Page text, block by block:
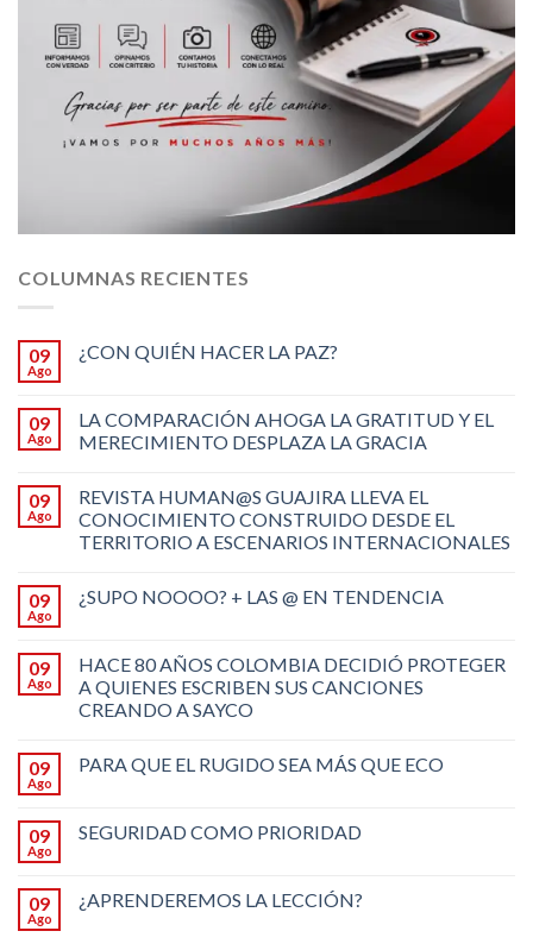
COLUMNAS RECIENTES
09
Ago
¿CON QUIÉN HACER LA PAZ?
09
Ago
LA COMPARACIÓN AHOGA LA GRATITUD Y EL
MERECIMIENTO DESPLAZA LA GRACIA
09
Ago
REVISTA HUMAN@S GUAJIRA LLEVA EL
CONOCIMIENTO CONSTRUIDO DESDE EL
TERRITORIO A ESCENARIOS INTERNACIONALES
09
Ago
¿SUPO NOOOO? + LAS @ EN TENDENCIA
09
Ago
HACE 80 AÑOS COLOMBIA DECIDIÓ PROTEGER
A QUIENES ESCRIBEN SUS CANCIONES
CREANDO A SAYCO
09
Ago
PARA QUE EL RUGIDO SEA MÁS QUE ECO
09
Ago
SEGURIDAD COMO PRIORIDAD
09
Ago
¿APRENDEREMOS LA LECCIÓN?